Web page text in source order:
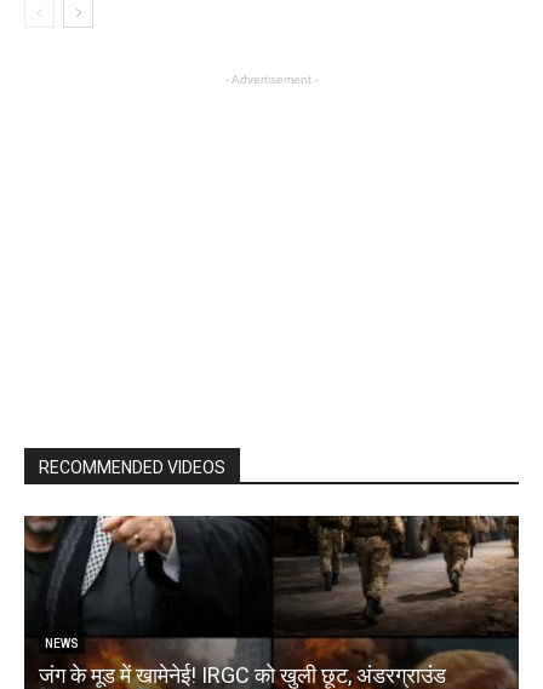
- Advertisement -
RECOMMENDED VIDEOS
NEWS
जंग के मूड में खामेनेई! IRGC को खुली छूट, अंडरग्राउंड